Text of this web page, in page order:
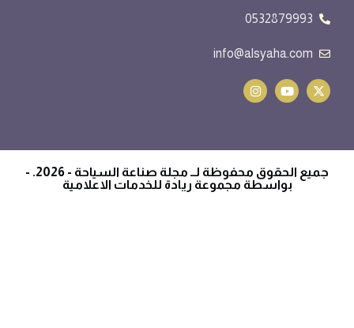
0532879993
info@alsyaha.com
جميع الحقوق محفوظة لــ مجلة صناعة السياحة - 2026. -
بواسطة مجموعة ريادة للخدمات الاعلامية